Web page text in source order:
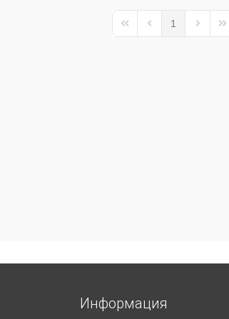
First PagePrevious Page
1
Next
Информация